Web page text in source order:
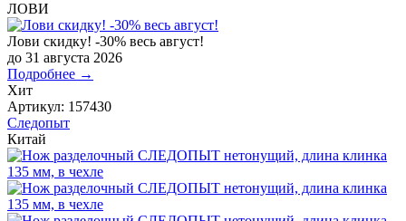
ЛОВИ
Лови скидку! -30% весь август!
до 31 августа 2026
Подробнее →
Хит
Артикул: 157430
Следопыт
Китай